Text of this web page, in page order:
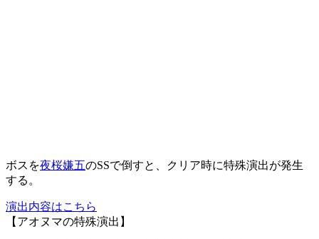
ボスを夜桜嫌五のSSで倒すと、クリア時に特殊演出が発生
する。
演出内容はこちら
【アオヌマの特殊演出】